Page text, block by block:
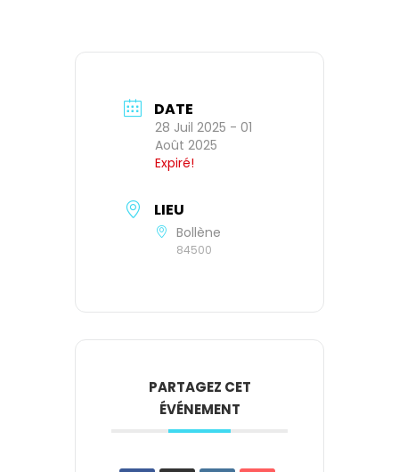
DATE
28 Juil 2025 - 01
Août 2025
Expiré!
LIEU
Bollène
84500
PARTAGEZ CET
ÉVÉNEMENT